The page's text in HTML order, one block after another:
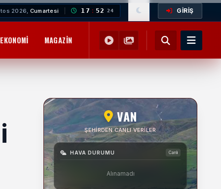
2026, Cumartesi 17 : 52 26 GİRİŞ
EKONOMI MAGAZIN YEMEK TARIFLERI SAĞLIK
VAN
ŞEHIRDEN CANLI VERILER
HAVA DURUMU Canlı
Alınamadı